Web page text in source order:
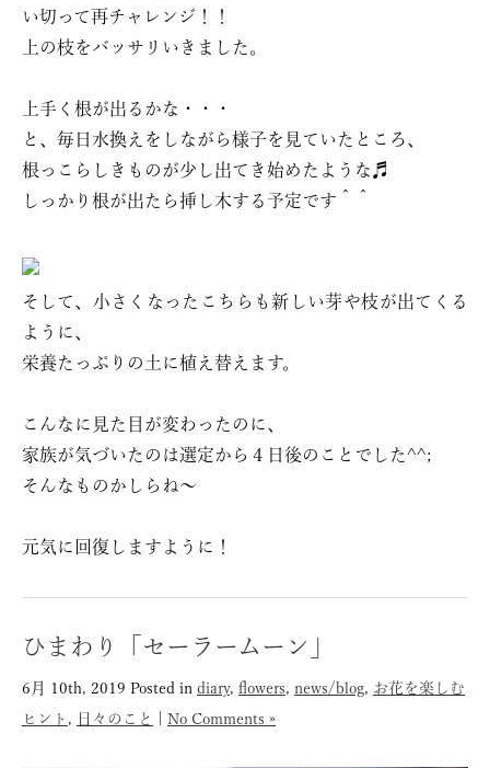
い切って再チャレンジ！！
上の枝をバッサリいきました。
上手く根が出るかな・・・
と、毎日水換えをしながら様子を見ていたところ、
根っこらしきものが少し出てき始めたような♬
しっかり根が出たら挿し木する予定です＾＾
そして、小さくなったこちらも新しい芽や枝が出てくる
ように、
栄養たっぷりの土に植え替えます。
こんなに見た目が変わったのに、
家族が気づいたのは選定から４日後のことでした^^;
そんなものかしらね〜
元気に回復しますように！
ひまわり「セーラームーン」
6月 10th, 2019 Posted in diary, flowers, news/blog, お花を楽しむ
ヒント , 日々のこと No Comments »